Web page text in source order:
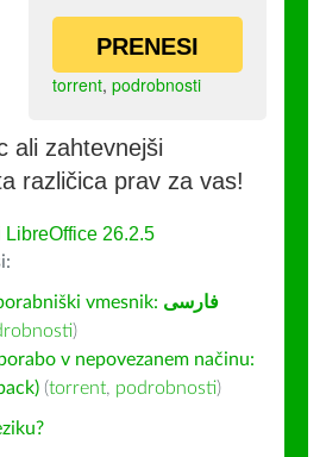
PRENESI
torrent, podrobnosti
ali zahtevnejši
različica prav za vas!
26.2.5
vmesnik: فارسى
)
v nepovezanem načinu:
(torrent, podrobnosti)